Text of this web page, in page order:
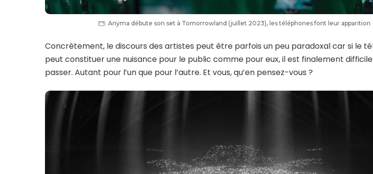
Anyma débute son set à Tomorrowland (juillet 2023), les téléphones font leur apparition
Concrètement, le discours des artistes peut être parfois un peu paradoxal car si le
peut constituer une nuisance pour le public comme pour eux, il est finalement difficile
passer. Autant pour l’un que pour l’autre. Et vous, qu’en pensez-vous ?